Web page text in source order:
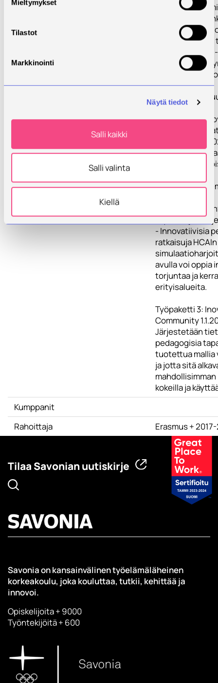
Mieltymykset
Tilastot
Markkinointi
Näytä tiedot
Salli kaikki
Salli valinta
Kiellä
oppia hyviä
HCAI-
valvonnassa.
käsitteellinen
viitekehys HCAI-
Luodaan
liittyvät
Työpaketti 2:
book and
1.5.2019-
Tuotetaan
(opettajille ja
- InovSafeCare-
- InovSafeCare
käytäntöjen
- Innovatiivisia
ratkaisuja
avulla voi oppia
torjuntaa ja
erityisalueita.
Työpaketti 3:
Community
Järjestetään
pedagogisia
tuotettua mallia
ja jotta sitä
kokeilla ja
Kumppanit
Rahoittaja
Erasmus +
Tilaa Savonian uutiskirje
Savonia on kansainvälinen työelämäläheinen
korkeakoulu, joka kouluttaa, tutkii, kehittää ja
innovoi.
Opiskelijoita + 9000
Työntekijöitä + 600